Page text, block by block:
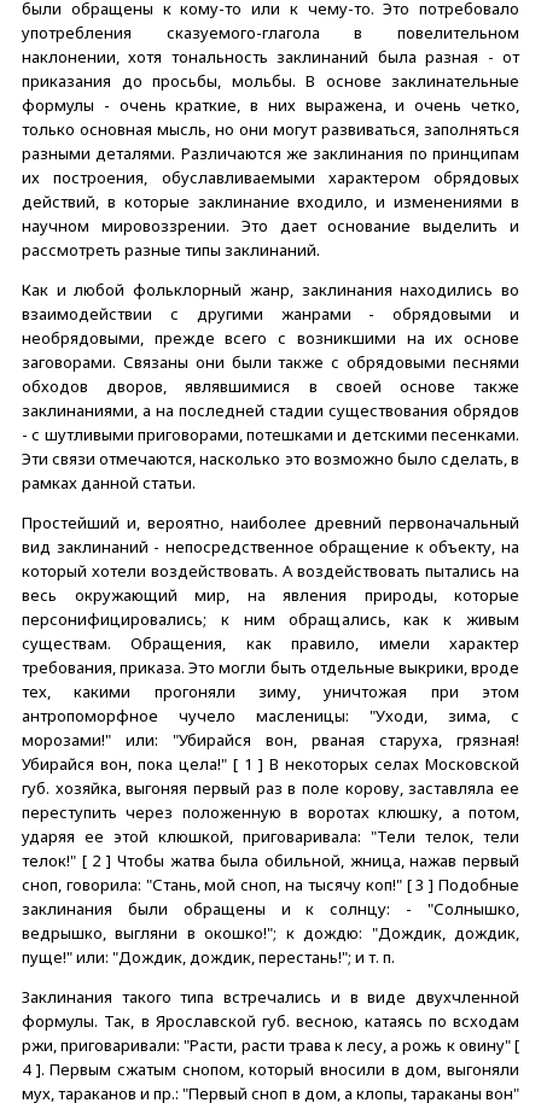
были обращены к кому-то или к чему-то. Это потребовало
употребления сказуемого-глагола в повелительном
наклонении, хотя тональность заклинаний была разная - от
приказания до просьбы, мольбы. В основе заклинательные
формулы - очень краткие, в них выражена, и очень четко,
только основная мысль, но они могут развиваться, заполняться
разными деталями. Различаются же заклинания по принципам
их построения, обуславливаемыми характером обрядовых
действий, в которые заклинание входило, и изменениями в
научном мировоззрении. Это дает основание выделить и
рассмотреть разные типы заклинаний.
Как и любой фольклорный жанр, заклинания находились во
взаимодействии с другими жанрами - обрядовыми и
необрядовыми, прежде всего с возникшими на их основе
заговорами. Связаны они были также с обрядовыми песнями
обходов дворов, являвшимися в своей основе также
заклинаниями, а на последней стадии существования обрядов
- с шутливыми приговорами, потешками и детскими песенками.
Эти связи отмечаются, насколько это возможно было сделать, в
рамках данной статьи.
Простейший и, вероятно, наиболее древний первоначальный
вид заклинаний - непосредственное обращение к объекту, на
который хотели воздействовать. А воздействовать пытались на
весь окружающий мир, на явления природы, которые
персонифицировались; к ним обращались, как к живым
существам. Обращения, как правило, имели характер
требования, приказа. Это могли быть отдельные выкрики, вроде
тех, какими прогоняли зиму, уничтожая при этом
антропоморфное чучело масленицы: "Уходи, зима, с
морозами!" или: "Убирайся вон, рваная старуха, грязная!
Убирайся вон, пока цела!" [ 1 ] В некоторых селах Московской
губ. хозяйка, выгоняя первый раз в поле корову, заставляла ее
переступить через положенную в воротах клюшку, а потом,
ударяя ее этой клюшкой, приговаривала: "Тели телок, тели
телок!" [ 2 ] Чтобы жатва была обильной, жница, нажав первый
сноп, говорила: "Стань, мой сноп, на тысячу коп!" [ 3 ] Подобные
заклинания были обращены и к солнцу: - "Солнышко,
ведрышко, выгляни в окошко!"; к дождю: "Дождик, дождик,
пуще!" или: "Дождик, дождик, перестань!"; и т. п.
Заклинания такого типа встречались и в виде двухчленной
формулы. Так, в Ярославской губ. весною, катаясь по всходам
ржи, приговаривали: "Расти, расти трава к лесу, а рожь к овину" [
4 ]. Первым сжатым снопом, который вносили в дом, выгоняли
мух, тараканов и пр.: "Первый сноп в дом, а клопы, тараканы вон"